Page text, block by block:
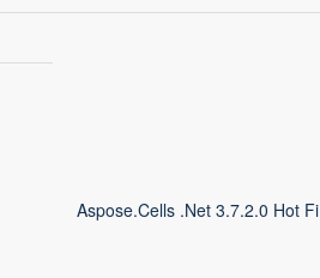
Aspose.Cells .Net 3.7.2.0 Hot Fi